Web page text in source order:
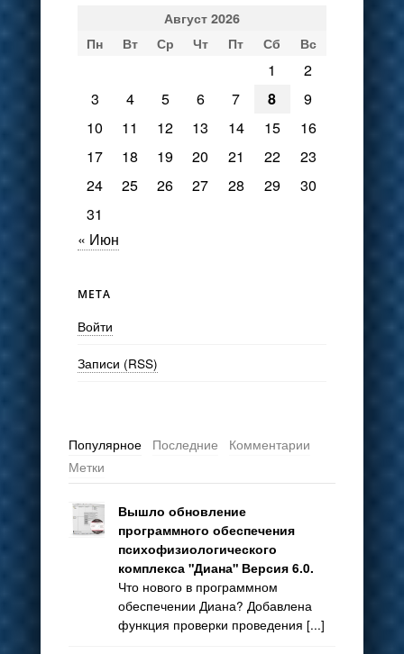
Август 2026
Пн
Вт Ср Чт Пт Сб Вс
1
2
3
4 5 6 7 8
9
10
11 12 13 14 15
16
17
18 19 20 21 22
23
24
25 26 27 28 29
30
31
« Июн
МЕТА
Войти
Записи (RSS)
Популярное Последние
Комментарии
Метки
Вышло обновление
программного обеспечения
психофизиологического
комплекса "Диана" Версия 6.0.
Что нового в программном
обеспечении Диана? Добавлена
функция проверки проведения [...]